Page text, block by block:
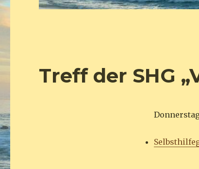
Treff der SHG